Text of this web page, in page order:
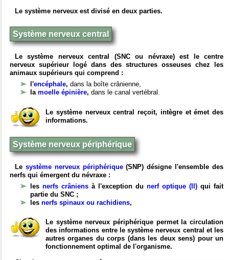
Le système nerveux est divisé en deux parties.
Système nerveux central
Le système nerveux central (SNC ou névraxe) est le centre
nerveux supérieur logé dans des structures osseuses chez les
animaux supérieurs qui comprend :
l'encéphale, dans la boîte crânienne,
la moelle épinière, dans le canal vertébral.
Le système nerveux central reçoit, intègre et émet des
informations.
Système nerveux périphérique
Le système nerveux périphérique(SNP) désigne l'ensemble des
nerfs qui émergent du névraxe :
les nerfs crâniens à l'exception du nerf optique (II) qui fait
partie du SNC ;
les nerfs spinaux ou rachidiens,
Le système nerveux périphérique permet la circulation
des informations entre le système nerveux central et les
autres organes du corps (dans les deux sens) pour un
fonctionnement optimal de l'organisme.